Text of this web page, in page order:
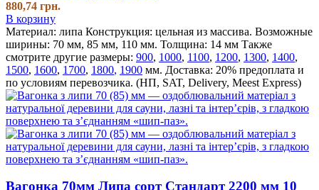
880,74 грн.
В корзину
Материал: липа Конструкция: цельная из массива. Возможные
ширины: 70 мм, 85 мм, 110 мм. Толщина: 14 мм Также
смотрите другие размеры: 900, 1000, 1100, 1200, 1300, 1400,
1500, 1600, 1700, 1800, 1900 мм. Доставка: 20% предоплата и
по условиям перевозчика. (НП, SAT, Delivery, Meest Express)
Вагонка 70мм Липа сорт Стандарт 2200 мм 10